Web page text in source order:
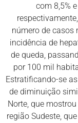
com 8,5%
número de casos
incidência de
de queda,
por 100 mil
Estratificando-se
de diminuição
Norte, que
região Sudeste,